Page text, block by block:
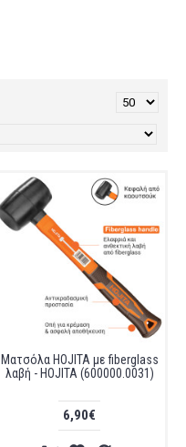
Ματσόλα HOJITA με fiberglass
λαβή - HOJITA (600000.0031)
6,90€